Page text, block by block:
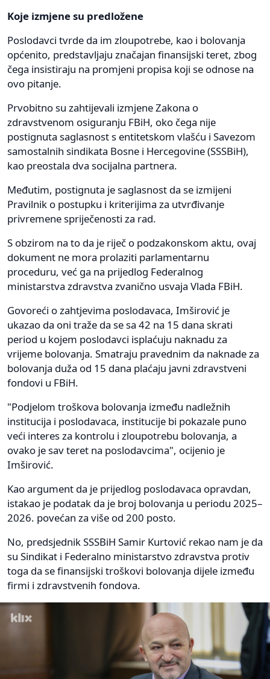
Koje izmjene su predložene
Poslodavci tvrde da im zloupotrebe, kao i bolovanja
općenito, predstavljaju značajan finansijski teret, zbog
čega insistiraju na promjeni propisa koji se odnose na
ovo pitanje.
Prvobitno su zahtijevali izmjene Zakona o
zdravstvenom osiguranju FBiH, oko čega nije
postignuta saglasnost s entitetskom vlašću i Savezom
samostalnih sindikata Bosne i Hercegovine (SSSBiH),
kao preostala dva socijalna partnera.
Međutim, postignuta je saglasnost da se izmijeni
Pravilnik o postupku i kriterijima za utvrđivanje
privremene spriječenosti za rad.
S obzirom na to da je riječ o podzakonskom aktu, ovaj
dokument ne mora prolaziti parlamentarnu
proceduru, već ga na prijedlog Federalnog
ministarstva zdravstva zvanično usvaja Vlada FBiH.
Govoreći o zahtjevima poslodavaca, Imširović je
ukazao da oni traže da se sa 42 na 15 dana skrati
period u kojem poslodavci isplaćuju naknadu za
vrijeme bolovanja. Smatraju pravednim da naknade za
bolovanja duža od 15 dana plaćaju javni zdravstveni
fondovi u FBiH.
"Podjelom troškova bolovanja između nadležnih
institucija i poslodavaca, institucije bi pokazale puno
veći interes za kontrolu i zloupotrebu bolovanja, a
ovako je sav teret na poslodavcima", ocijenio je
Imširović.
Kao argument da je prijedlog poslodavaca opravdan,
istakao je podatak da je broj bolovanja u periodu 2025–
2026. povećan za više od 200 posto.
No, predsjednik SSSBiH Samir Kurtović rekao nam je da
su Sindikat i Federalno ministarstvo zdravstva protiv
toga da se finansijski troškovi bolovanja dijele između
firmi i zdravstvenih fondova.